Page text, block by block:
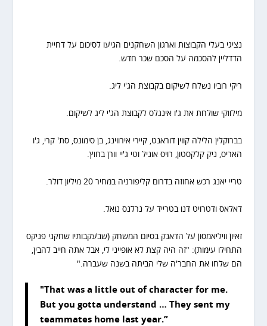
נציגי בעלי הקבוצות וארגון השחקנים הגיעו לסיכום על דחיית
הדדליין להסכמה על הסכם שכר חדש.
ריקי רוביו נשלח לשיקום בקבוצת הג'י ליג.
מילווקי שולחת את ג'ו אינגלס לקבוצת הג'י ליג לשיקום.
בברוקלין הלילה קווין דוראנט, קיירי אירווינג, בן סימונס, סת' קרי, ג'ו
האריס, ניק קלקסטון, רויס אוניל וטי ג'יי וורן בחוץ.
טריי יאנג רכש אחוזה בדרום קליפורניה במחיר 20 מיליון דולר.
דאלאס ודטרויט דנו בטרייד על נרלנס נואל.
זאיון וויליאמסון על הדאנק בסיום המשחק (שבעקבותיו שחקני פניקס
התחילו עימות): "זה היה קצת לא אופייני לי, אבל אתה חייב להבין,
הם שלחו את החבר'ה שלי הביתה בשנה שעברה."
"That was a little out of character for me.
But you gotta understand … They sent my
teammates home last year.”